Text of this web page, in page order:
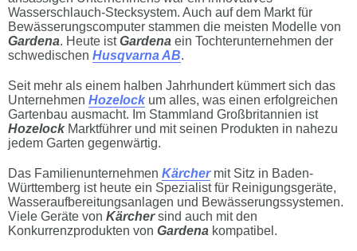
Wasserschlauch-Stecksystem. Auch auf dem Markt für
Bewässerungscomputer stammen die meisten Modelle von
Gardena. Heute istGardena ein Tochterunternehmen der
schwedischen Husqvarna AB.
Seit mehr als einem halben Jahrhundert kümmert sich das
Unternehmen Hozelockum alles, was einen erfolgreichen
Gartenbau ausmacht. Im Stammland Großbritannien ist
HozelockMarktführer und mit seinen Produkten in nahezu
jedem Garten gegenwärtig.
Das Familienunternehmen Kärchermit Sitz in Baden-
Württemberg ist heute ein Spezialist für Reinigungsgeräte,
Wasseraufbereitungsanlagen und Bewässerungssystemen.
Viele Geräte von Kärchersind auch mit den
Konkurrenzprodukten von Gardena kompatibel.